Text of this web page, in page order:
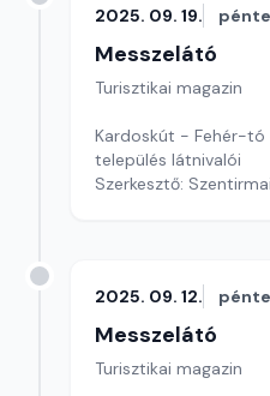
2025. 09. 19.
Messzelátó
Turisztikai magazin
Kardoskút - Fehér-tó
település látnivalói
Szerkesztő:
2025. 09. 12.
Messzelátó
Turisztikai magazin